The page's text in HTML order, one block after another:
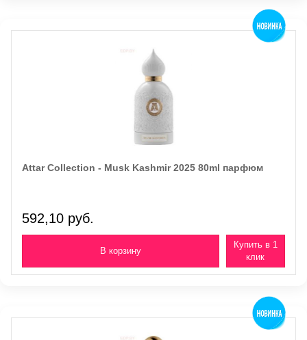
Attar Collection - Musk Kashmir 2025 80ml парфюм
592,10 руб.
Купить в 1
клик